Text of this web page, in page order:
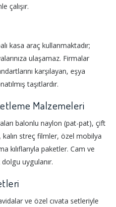
çalışır.
kasa araç kullanmaktadır;
ulaşamaz. Firmalar
karşılayan, eşya
taşıtlardır.
Malzemeleri
balonlu naylon (pat-pat), çift
streç filmler, özel mobilya
kılıflarıyla paketler. Cam ve
uygulanır.
ve özel cıvata setleriyle